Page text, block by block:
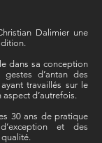
Dalimier une
dans sa conception
d’antan des
travaillés sur le
d’autrefois.
30 ans de pratique
et des
qualité.